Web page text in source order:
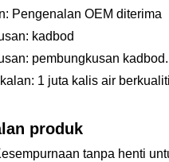
Pengenalan OEM diterima
kadbod
pembungkusan
1 juta kalis air
produk
tanpa henti